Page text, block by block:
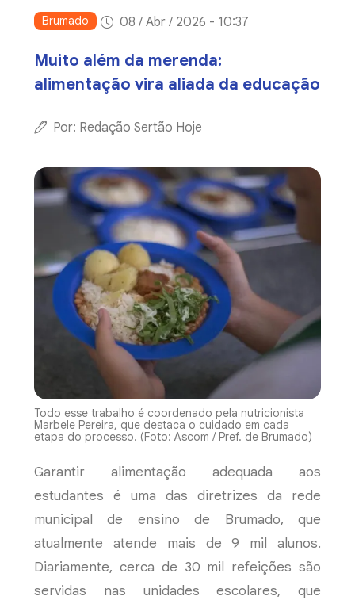
Brumado 08 / Abr / 2026 - 10:37
Muito além da merenda:
alimentação vira aliada da educação
Por: Redação Sertão Hoje
Todo esse trabalho é coordenado pela nutricionista
Marbele Pereira, que destaca o cuidado em cada
etapa do processo. (Foto: Ascom / Pref. de Brumado)
Garantir alimentação adequada aos
estudantes é uma das diretrizes da rede
municipal de ensino de Brumado, que
atualmente atende mais de 9 mil alunos.
Diariamente, cerca de 30 mil refeições são
servidas nas unidades escolares, que